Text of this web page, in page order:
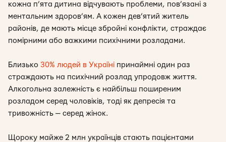
кожна п’ята дитина відчувають проблеми, пов’язані з
ментальним здоров’ям. А кожен дев’ятий житель
районів, де мають місце збройні конфлікти, страждає
помірними або важкими психічними розладами.
Близько 30% людей в Україні принаймні один раз
страждають на психічний розлад упродовж життя.
Алкогольна залежність є найбільш поширеним
розладом серед чоловіків, тоді як депресія та
тривожність — серед жінок.
Щороку майже 2 млн українців стають пацієнтами